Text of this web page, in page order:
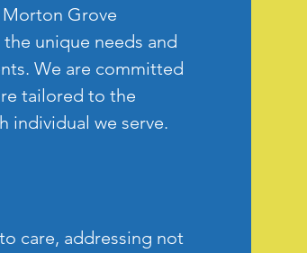
Grove
unique needs and
We are committed
tailored to the
individual we serve.
care, addressing not